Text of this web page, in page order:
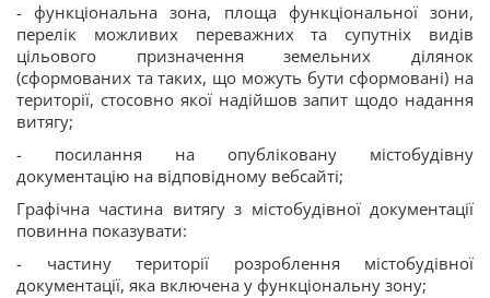
- функціональна зона, площа функціональної зони,
перелік можливих переважних та супутніх видів
цільового призначення земельних ділянок
(сформованих та таких, що можуть бути сформовані) на
території, стосовно якої надійшов запит щодо надання
витягу;
- посилання на опубліковану містобудівну
документацію на відповідному вебсайті;
Графічна частина витягу з містобудівної документації
повинна показувати:
- частину території розроблення містобудівної
документації, яка включена у функціональну зону;